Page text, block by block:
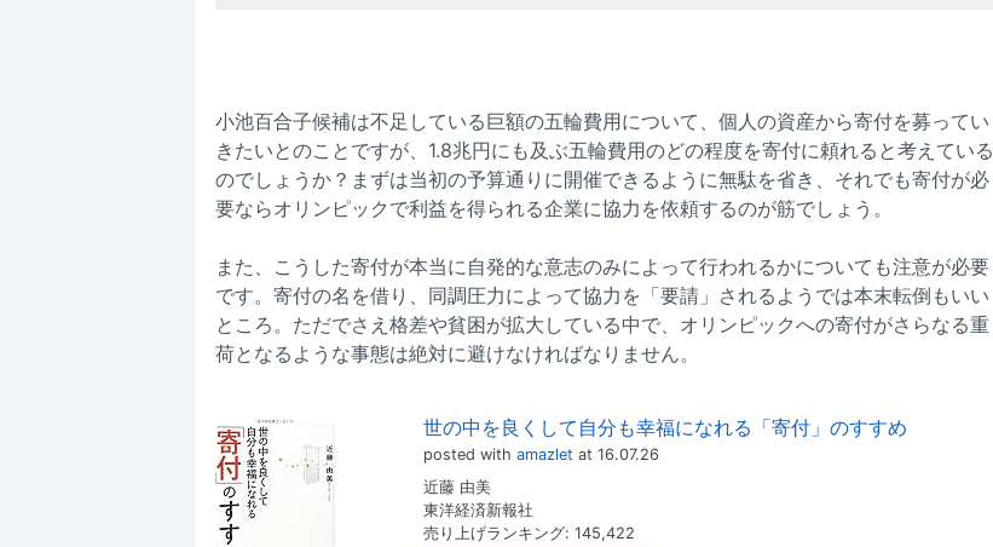
小池百合子候補は不足している巨額の五輪費用について、個人の資産から寄付を募ってい
きたいとのことですが、1.8兆円にも及ぶ五輪費用のどの程度を寄付に頼れると考えている
のでしょうか？まずは当初の予算通りに開催できるように無駄を省き、それでも寄付が必
要ならオリンピックで利益を得られる企業に協力を依頼するのが筋でしょう。
また、こうした寄付が本当に自発的な意志のみによって行われるかについても注意が必要
です。寄付の名を借り、同調圧力によって協力を「要請」されるようでは本末転倒もいい
ところ。ただでさえ格差や貧困が拡大している中で、オリンピックへの寄付がさらなる重
荷となるような事態は絶対に避けなければなりません。
世の中を良くして自分も幸福になれる「寄付」のすすめ
posted with amazlet at 16.07.26
近藤 由美
東洋経済新報社
売り上げランキング: 145,422